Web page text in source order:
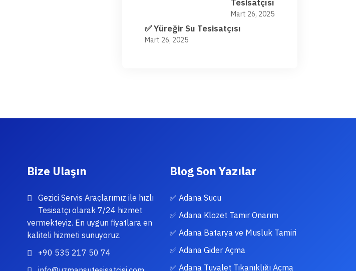
Tesisatçısı
Mart 26, 2025
✅ Yüreğir Su Tesisatçısı
Mart 26, 2025
Bize Ulaşın
Gezici Servis Araçlarımız ile hızlı
Tesisatçı olarak 7/24 hizmet
vermekteyiz. En uygun fiyatlara en
kaliteli hizmeti sunuyoruz.
+90 535 217 50 74
Blog Son Yazılar
✅ Adana Sucu
✅ Adana Klozet Tamir Onarım
✅ Adana Batarya ve Musluk Tamiri
✅ Adana Gider Açma
✅ Adana Tuvalet Tıkanıklığı Açma